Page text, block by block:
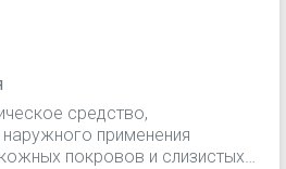
средство,
применения
покровов и слизистых